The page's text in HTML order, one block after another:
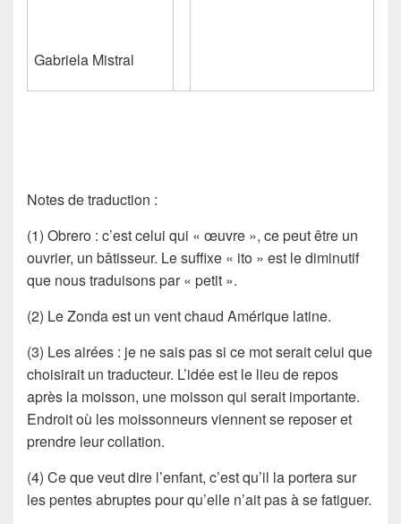
Gabriela Mistral
Notes de traduction :
(1) Obrero : c’est celui qui « œuvre », ce peut être un
ouvrier, un bâtisseur. Le suffixe « ito » est le diminutif
que nous traduisons par « petit ».
(2) Le Zonda est un vent chaud Amérique latine.
(3) Les airées : je ne sais pas si ce mot serait celui que
choisirait un traducteur. L’idée est le lieu de repos
après la moisson, une moisson qui serait importante.
Endroit où les moissonneurs viennent se reposer et
prendre leur collation.
(4) Ce que veut dire l’enfant, c’est qu’il la portera sur
les pentes abruptes pour qu’elle n’ait pas à se fatiguer.